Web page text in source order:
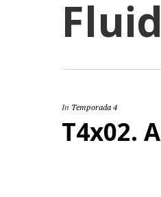
In Temporada 4
T4x02.